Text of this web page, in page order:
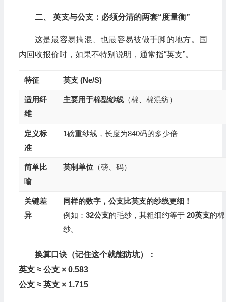
二、 英支与公支：必须分清的两套“度量衡”
这是最容易搞混、也最容易被做手脚的地方。国
内回收报价时，如果不特别说明，通常指“英支”。
特征 英支 (Ne/S)
适用纤
维
主要用于棉型纱线（棉、棉混纺）
定义标
准
1磅重纱线，长度为840码的多少倍
简单比
喻
英制单位（磅、码）
关键差
异
同样的数字，公支比英支的纱线更细！
例如： 32公支的毛纱，其粗细约等于 20英支的棉
纱。
换算口诀（记住这个就能防坑）：
英支 ≈ 公支 × 0.583
公支 ≈ 英支 × 1.715